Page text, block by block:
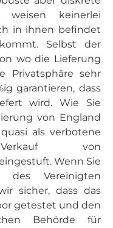
weisen keinerlei
in ihnen befindet
Selbst der
wo die Lieferung
Privatsphäre sehr
garantieren, dass
wird. Wie Sie
von England
als verbotene
von
Wenn Sie
des Vereinigten
sicher, dass das
getestet und den
Behörde für